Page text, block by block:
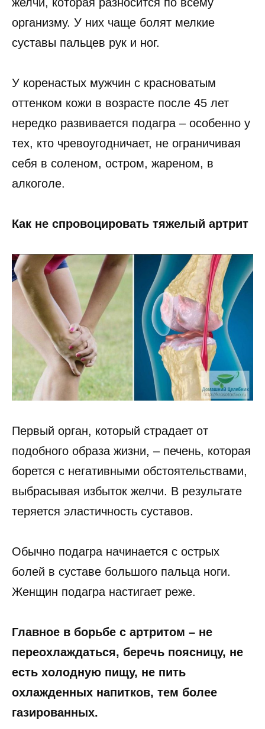
организму. У них чаще болят мелкие
суставы пальцев рук и ног.
У коренастых мужчин с красноватым
оттенком кожи в возрасте после 45 лет
нередко развивается подагра – особенно у
тех, кто чревоугодничает, не ограничивая
себя в соленом, остром, жареном, в
алкоголе.
Как не спровоцировать тяжелый артрит
Первый орган, который страдает от
подобного образа жизни, – печень, которая
борется с негативными обстоятельствами,
выбрасывая избыток желчи. В результате
теряется эластичность суставов.
Обычно подагра начинается с острых
болей в суставе большого пальца ноги.
Женщин подагра настигает реже.
Главное в борьбе с артритом – не
переохлаждаться, беречь поясницу, не
есть холодную пищу, не пить
охлажденных напитков, тем более
газированных.